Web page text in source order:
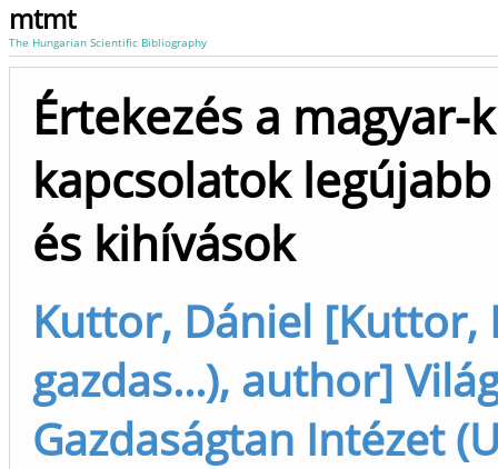
mtmt
The Hungarian Scientific Bibliography
Értekezés a
kapcsolatok
és kihívások
Kuttor, Dániel [Kuttor,
gazdas...), author]
Gazdaságtan Intézet